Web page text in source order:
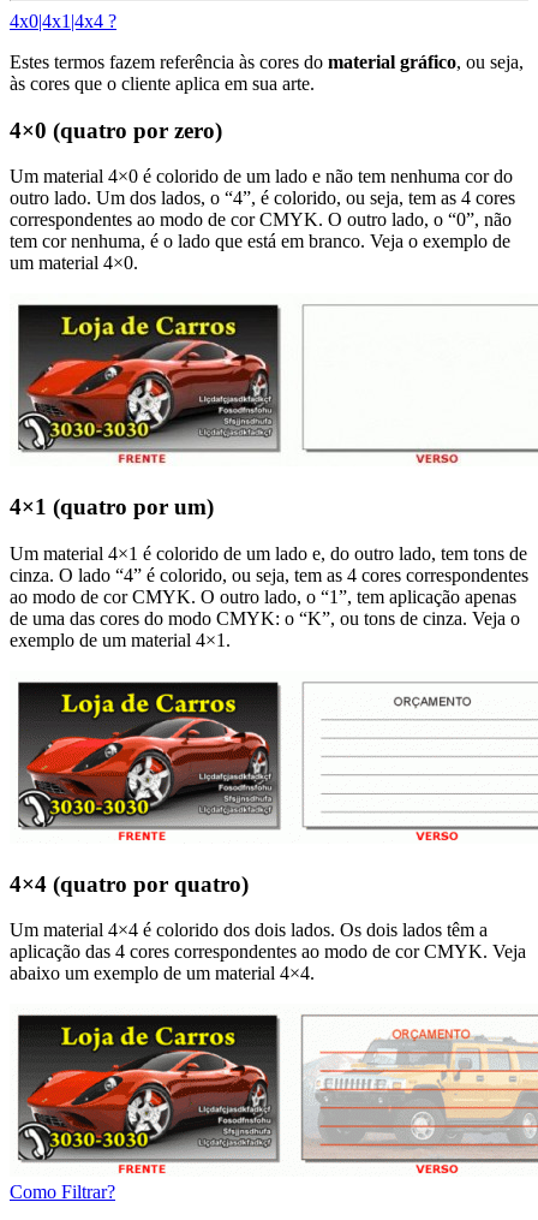
4x0|4x1|4x4 ?
Estes termos fazem referência às cores do material gráfico, ou seja,
às cores que o cliente aplica em sua arte.
4×0 (quatro por zero)
Um material 4×0 é colorido de um lado e não tem nenhuma cor do
outro lado. Um dos lados, o “4”, é colorido, ou seja, tem as 4 cores
correspondentes ao modo de cor CMYK. O outro lado, o “0”, não
tem cor nenhuma, é o lado que está em branco. Veja o exemplo de
um material 4×0.
4×1 (quatro por um)
Um material 4×1 é colorido de um lado e, do outro lado, tem tons de
cinza. O lado “4” é colorido, ou seja, tem as 4 cores correspondentes
ao modo de cor CMYK. O outro lado, o “1”, tem aplicação apenas
de uma das cores do modo CMYK: o “K”, ou tons de cinza. Veja o
exemplo de um material 4×1.
4×4 (quatro por quatro)
Um material 4×4 é colorido dos dois lados. Os dois lados têm a
aplicação das 4 cores correspondentes ao modo de cor CMYK. Veja
abaixo um exemplo de um material 4×4.
Como Filtrar?